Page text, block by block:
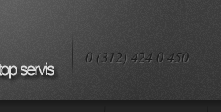
0 (312) 424 0 450